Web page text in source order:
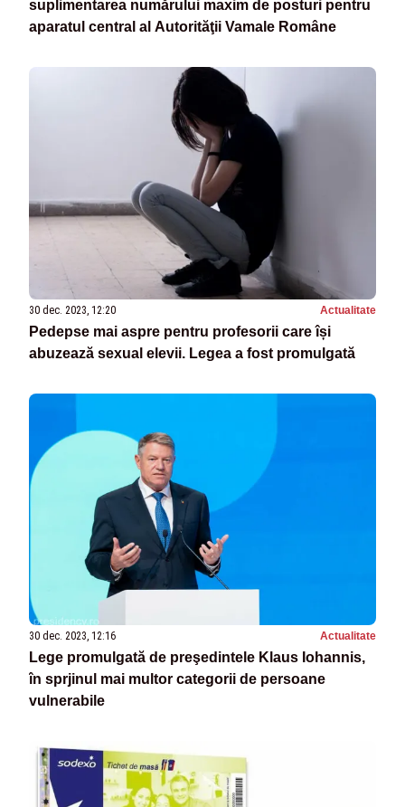
suplimentarea numărului maxim de posturi pentru
aparatul central al Autorităţii Vamale Române
30 dec. 2023, 12:20 Actualitate
Pedepse mai aspre pentru profesorii care își
abuzează sexual elevii. Legea a fost promulgată
30 dec. 2023, 12:16 Actualitate
Lege promulgată de preşedintele Klaus Iohannis,
în sprjinul mai multor categorii de persoane
vulnerabile